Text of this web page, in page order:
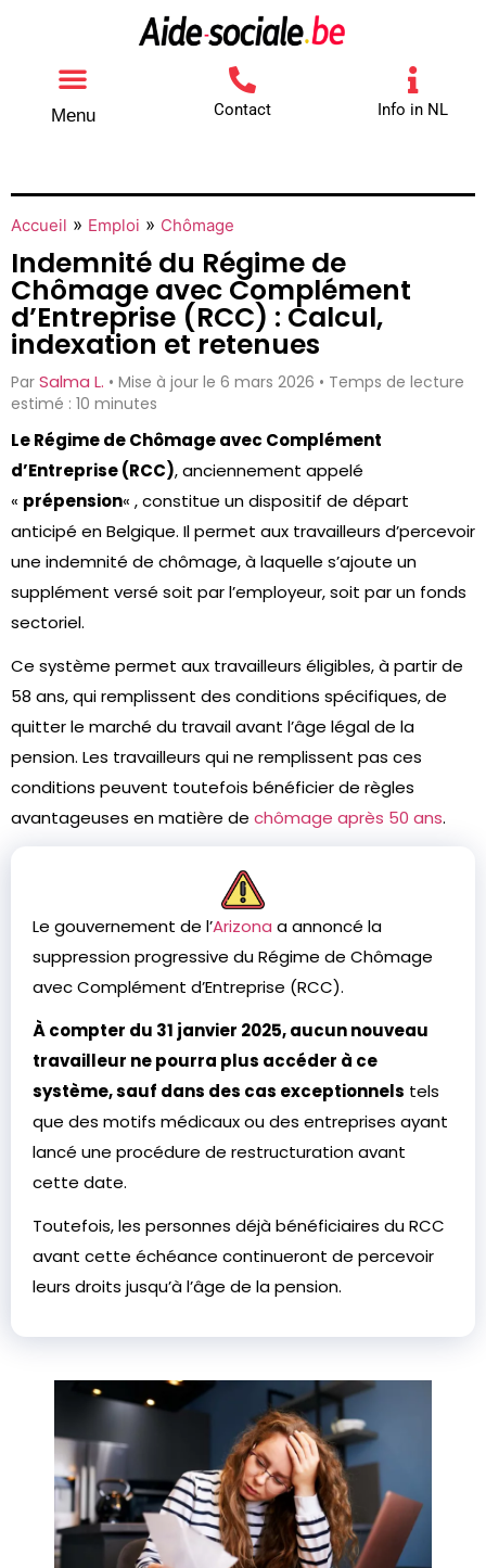
Menu Contact Info in NL
Accueil » Emploi » Chômage
Indemnité du Régime de
Chômage avec Complément
d’Entreprise (RCC) : Calcul,
indexation et retenues
Par Salma L. • Mise à jour le 6 mars 2026 • Temps de lecture
estimé : 10 minutes
Le Régime de Chômage avec Complément
d’Entreprise (RCC), anciennement appelé
« prépension« , constitue un dispositif de départ
anticipé en Belgique. Il permet aux travailleurs d’percevoir
une indemnité de chômage, à laquelle s’ajoute un
supplément versé soit par l’employeur, soit par un fonds
sectoriel.
Ce système permet aux travailleurs éligibles, à partir de
58 ans, qui remplissent des conditions spécifiques, de
quitter le marché du travail avant l’âge légal de la
pension. Les travailleurs qui ne remplissent pas ces
conditions peuvent toutefois bénéficier de règles
avantageuses en matière de chômage après 50 ans.
Le gouvernement de l’Arizona a annoncé la
suppression progressive du Régime de Chômage
avec Complément d’Entreprise (RCC).
À compter du 31 janvier 2025, aucun nouveau
travailleur ne pourra plus accéder à ce
système, sauf dans des cas exceptionnels tels
que des motifs médicaux ou des entreprises ayant
lancé une procédure de restructuration avant
cette date.
Toutefois, les personnes déjà bénéficiaires du RCC
avant cette échéance continueront de percevoir
leurs droits jusqu’à l’âge de la pension.